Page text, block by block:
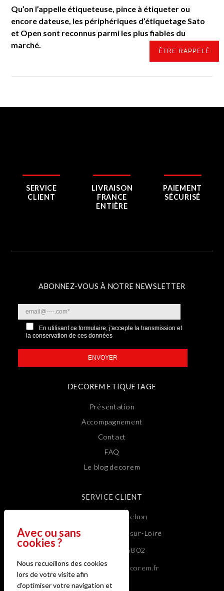
Qu’on l’appelle étiqueteuse, pince à étiqueter ou
encore dateuse, les périphériques d’étiquetage Sato
et Open sont reconnus parmi les plus fiables du
marché.
ÊTRE RAPPELÉ
SERVICE
CLIENT
LIVRAISON
FRANCE
ENTIÈRE
PAIEMENT
SÉCURISÉ
ABONNEZ-VOUS À NOTRE NEWSLETTER
En utilisant ce formulaire, j'accepte la transmission et
la conservation de ces données
DECOREM ETIQUETAGE
Présentation
Accompagnement
Contact
FAQ
Le blog decorem
SERVICE CLIENT
1 Rue Philippe Lebon
44980 Sainte-Luce-sur-Loire
Tél : 02 40 50 68 02
Mail : decorem@decorem.fr
Nous recueillons des cookies
lors de votre visite afin
d'optimiser votre navigation et